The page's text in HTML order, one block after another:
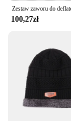
100,27zł